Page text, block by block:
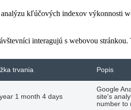
kľúčových indexov výkonnosti
interagujú s webovou
trvania Popis
1 month 4 days
Google
site's
number to